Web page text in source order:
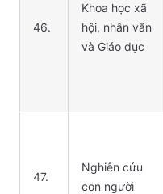
46.
Khoa học xã
hội, nhân văn
và Giáo dục
47.
Nghiên cứu
con người